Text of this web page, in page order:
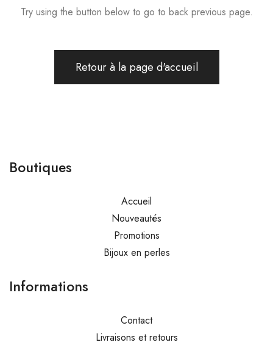
Try using the button below to go to back previous page.
Retour à la page d'accueil
Boutiques
Accueil
Nouveautés
Promotions
Bijoux en perles
Informations
Contact
Livraisons et retours